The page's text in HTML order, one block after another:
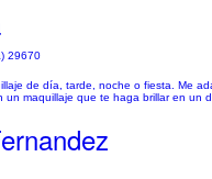
29670
de día, tarde, noche o fiesta. Me
maquillaje que te haga brillar en un